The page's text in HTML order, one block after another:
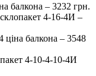
балкона – 3232 грн.
4-16-4И –
ціна балкона – 3548
4-10-4-10-4И